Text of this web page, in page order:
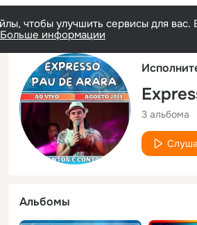
чтобы улучшить сервисы для
Больше информации
3 альбома
Альбомы